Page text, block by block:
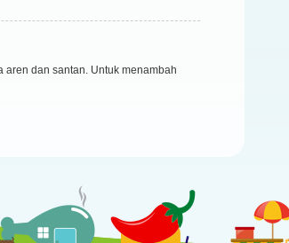
dan santan. Untuk menambah